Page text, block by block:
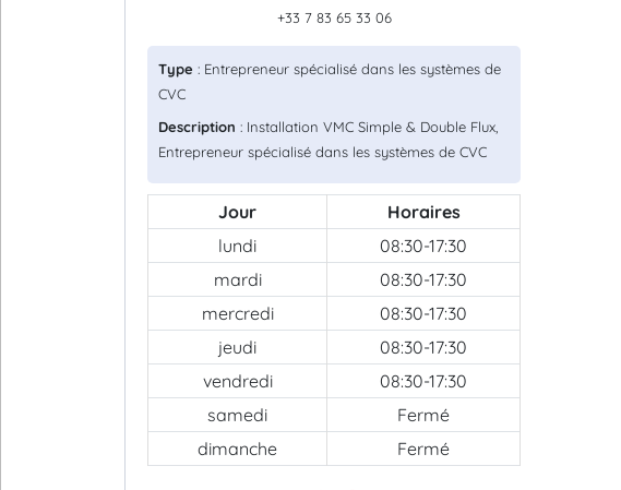
+33 7 83 65 33 06
Type : Entrepreneur spécialisé dans les systèmes de
CVC
Description : Installation VMC Simple & Double Flux,
Entrepreneur spécialisé dans les systèmes de CVC
Jour
Horaires
lundi
08:30-17:30
mardi
08:30-17:30
mercredi
08:30-17:30
jeudi
08:30-17:30
vendredi
08:30-17:30
samedi
Fermé
dimanche
Fermé